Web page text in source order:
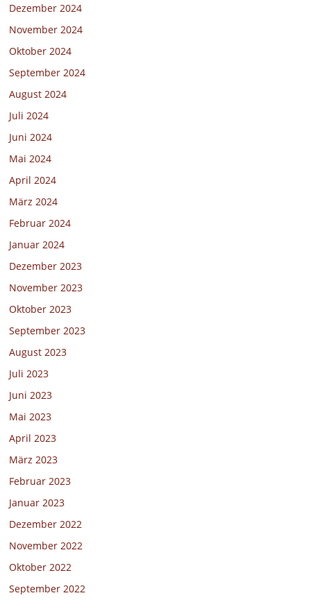
Dezember 2024
November 2024
Oktober 2024
September 2024
August 2024
Juli 2024
Juni 2024
Mai 2024
April 2024
März 2024
Februar 2024
Januar 2024
Dezember 2023
November 2023
Oktober 2023
September 2023
August 2023
Juli 2023
Juni 2023
Mai 2023
April 2023
März 2023
Februar 2023
Januar 2023
Dezember 2022
November 2022
Oktober 2022
September 2022